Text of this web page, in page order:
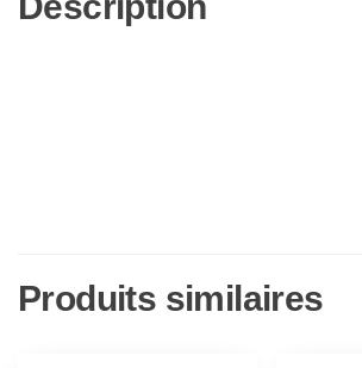
Produits similaires